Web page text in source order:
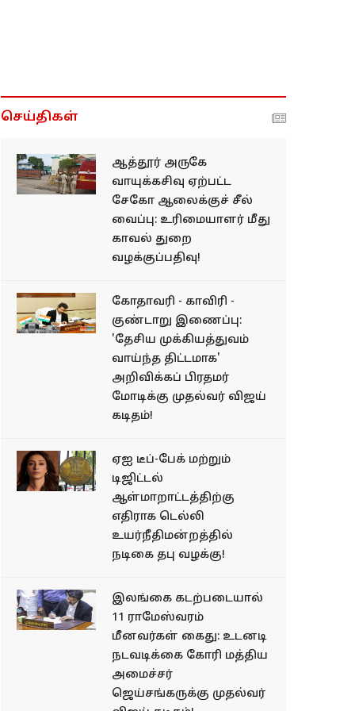
செய்திகள்
ஆத்தூர் அருகே
வாயுக்கசிவு ஏற்பட்ட
சேகோ ஆலைக்குச் சீல்
வைப்பு: உரிமையாளர் மீது
காவல் துறை
வழக்குப்பதிவு!
கோதாவரி - காவிரி -
குண்டாறு இணைப்பு:
'தேசிய முக்கியத்துவம்
வாய்ந்த திட்டமாக'
அறிவிக்கப் பிரதமர்
மோடிக்கு முதல்வர் விஜய்
கடிதம்!
ஏஐ டீப்-பேக் மற்றும்
டிஜிட்டல்
ஆள்மாறாட்டத்திற்கு
எதிராக டெல்லி
உயர்நீதிமன்றத்தில்
நடிகை தபு வழக்கு!
இலங்கை கடற்படையால்
11 ராமேஸ்வரம்
மீனவர்கள் கைது: உடனடி
நடவடிக்கை கோரி மத்திய
அமைச்சர்
ஜெய்சங்கருக்கு முதல்வர்